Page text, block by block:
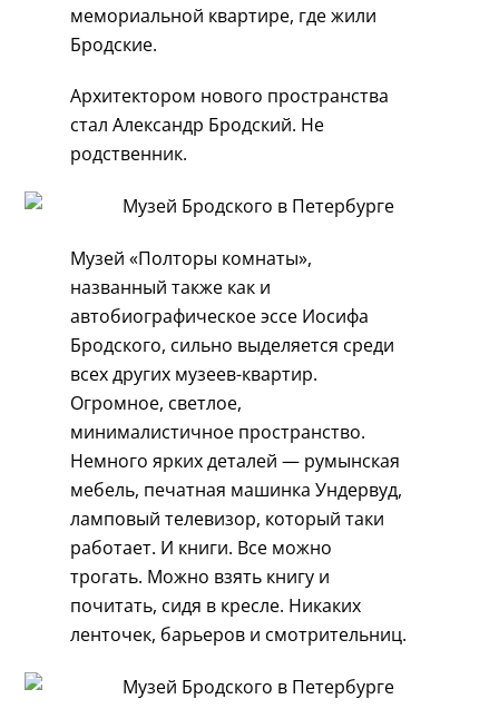
мемориальной квартире, где жили
Бродские.
Архитектором нового пространства
стал Александр Бродский. Не
родственник.
Музей «Полторы комнаты»,
названный также как и
автобиографическое эссе Иосифа
Бродского, сильно выделяется среди
всех других музеев-квартир.
Огромное, светлое,
минималистичное пространство.
Немного ярких деталей — румынская
мебель, печатная машинка Ундервуд,
ламповый телевизор, который таки
работает. И книги. Все можно
трогать. Можно взять книгу и
почитать, сидя в кресле. Никаких
ленточек, барьеров и смотрительниц.